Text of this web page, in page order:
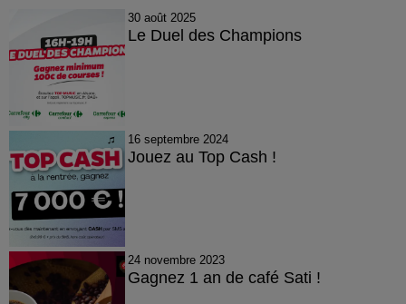
30 août 2025
Le Duel des Champions
16 septembre 2024
Jouez au Top Cash !
24 novembre 2023
Gagnez 1 an de café Sati !